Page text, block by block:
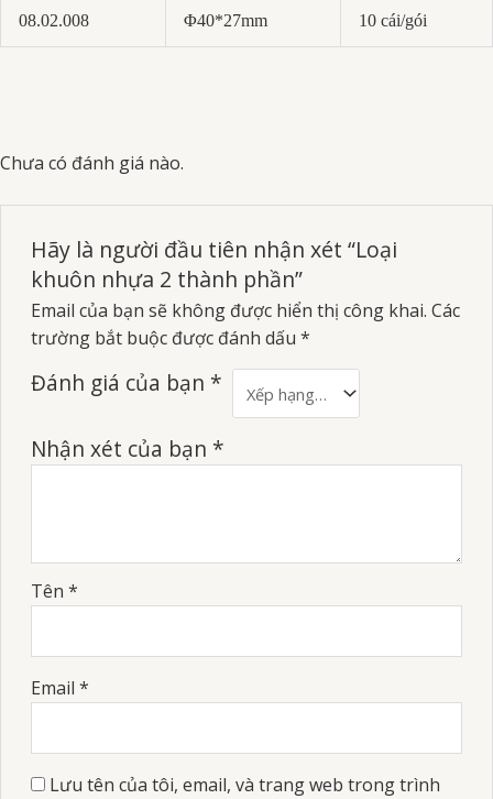
08.02.008 Φ40*27mm 10 cái/gói
Chưa có đánh giá nào.
Hãy là người đầu tiên nhận xét “Loại
khuôn nhựa 2 thành phần”
Email của bạn sẽ không được hiển thị công khai. Các
trường bắt buộc được đánh dấu *
Đánh giá của bạn *
Nhận xét của bạn *
Tên *
Email *
Lưu tên của tôi, email, và trang web trong trình